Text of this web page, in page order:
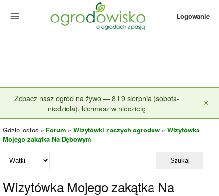
Logowanie
Zobacz nasz ogród na żywo — 8 i 9 sierpnia (sobota-
niedziela), kiermasz w niedzielę
×
Gdzie jesteś » Forum » Wizytówki naszych ogrodów » Wizytówka
Mojego zakątka Na Dębowym
Szukaj
Wizytówka Mojego zakątka Na